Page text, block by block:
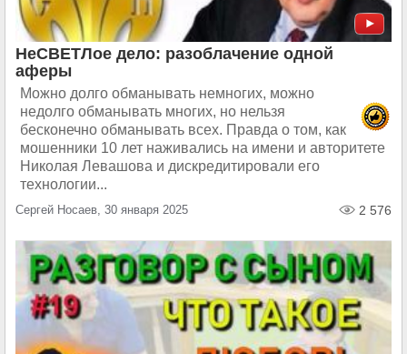
НеСВЕТЛое дело: разоблачение одной
аферы
Можно долго обманывать немногих, можно
недолго обманывать многих, но нельзя
бесконечно обманывать всех. Правда о том, как
мошенники 10 лет наживались на имени и авторитете
Николая Левашова и дискредитировали его
технологии...
Сергей Носаев, 30 января 2025 2 576